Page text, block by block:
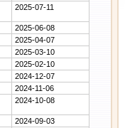
2025-07-11
2025-06-08
2025-04-07
2025-03-10
2025-02-10
2024-12-07
2024-11-06
2024-10-08
2024-09-03